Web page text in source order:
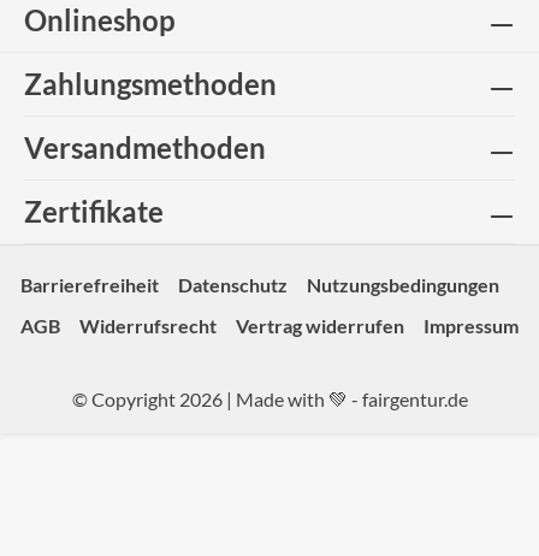
Onlineshop
Zahlungsmethoden
Versandmethoden
Zertifikate
Barrierefreiheit Datenschutz
Nutzungsbedingungen
AGB
Widerrufsrecht Vertrag widerrufen Impressum
© Copyright 2026 | Made with 💚 - fairgentur.de